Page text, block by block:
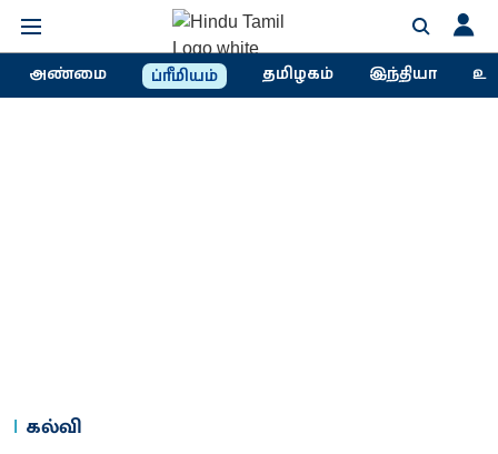
அண்மை ப்ரீமியம் தமிழகம் இந்தியா
கல்வி